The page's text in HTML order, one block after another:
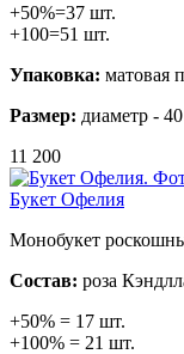
+50%=37 шт.
+100=51 шт.
Упаковка: матовая
Размер: диаметр -
11 200
Букет Офелия
Монобукет
Состав: роза
+50% = 17 шт.
+100% = 21 шт.